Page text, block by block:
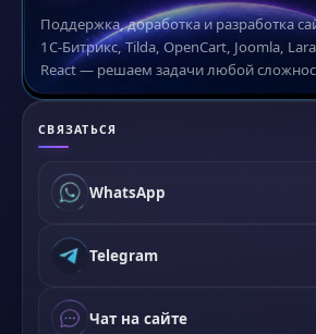
Поддержка, доработка и разработка
1С-Битрикс, Tilda, OpenCart, Joomla,
React — решаем задачи любой
СВЯЗАТЬСЯ
WhatsApp
Telegram
Чат на сайте